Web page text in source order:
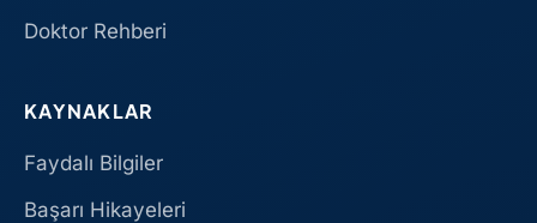
Doktor Rehberi
KAYNAKLAR
Faydalı Bilgiler
Başarı Hikayeleri